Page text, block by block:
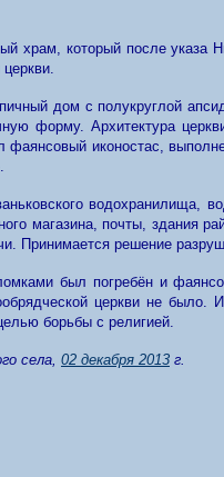
храм, который после
дом с полукруглой
форму. Архитектура
иконостас,
магазина, почты, здания
Принимается решение
был погребён и
церкви не
борьбы с религией.
села, 02 декабря 2013 г.